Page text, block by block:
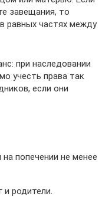
завещания, то
равных частях между
при наследовании
учесть права так
если они
попечении не менее
и родители.